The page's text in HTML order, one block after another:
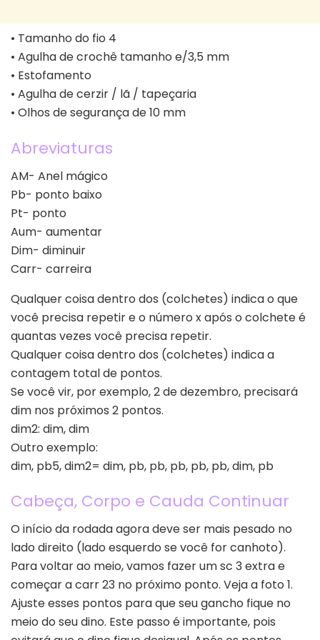
• Tamanho do fio 4
• Agulha de crochê tamanho e/3,5 mm
• Estofamento
• Agulha de cerzir / lã / tapeçaria
• Olhos de segurança de 10 mm
Abreviaturas
AM- Anel mágico
Pb- ponto baixo
Pt- ponto
Aum- aumentar
Dim- diminuir
Carr- carreira
Qualquer coisa dentro dos (colchetes) indica o que
você precisa repetir e o número x após o colchete é
quantas vezes você precisa repetir.
Qualquer coisa dentro dos (colchetes) indica a
contagem total de pontos.
Se você vir, por exemplo, 2 de dezembro, precisará
dim nos próximos 2 pontos.
dim2: dim, dim
Outro exemplo:
dim, pb5, dim2= dim, pb, pb, pb, pb, pb, dim, pb
Cabeça, Corpo e Cauda Continuar
O início da rodada agora deve ser mais pesado no
lado direito (lado esquerdo se você for canhoto).
Para voltar ao meio, vamos fazer um sc 3 extra e
começar a carr 23 no próximo ponto. Veja a foto 1.
Ajuste esses pontos para que seu gancho fique no
meio do seu dino. Este passo é importante, pois